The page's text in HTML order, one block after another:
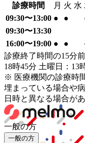
診療時間 月 火 水
09:30〜13:00 ● ●
09:30〜13:30
16:00〜19:00 ● ●
診療終了時間の15分
18時45分 土曜日：13
※ 医療機関の診療時
埋まっている場合や
日時と異なる場合が
一般の方
一般の方